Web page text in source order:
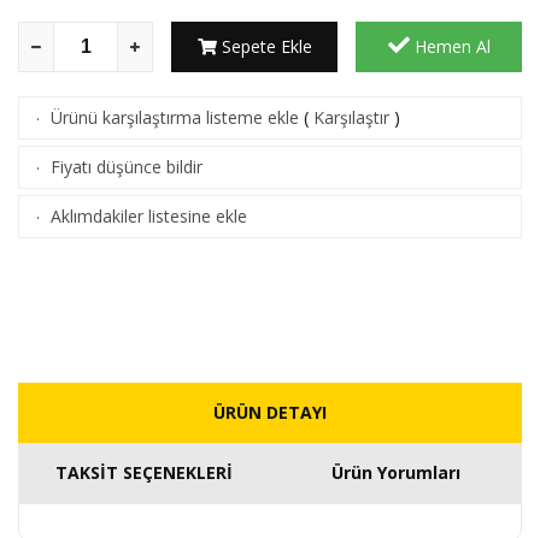
Sepete Ekle Hemen Al
· Ürünü karşılaştırma listeme ekle ( Karşılaştır )
· Fiyatı düşünce bildir
· Aklımdakiler listesine ekle
ÜRÜN DETAYI
TAKSİT SEÇENEKLERİ Ürün Yorumları